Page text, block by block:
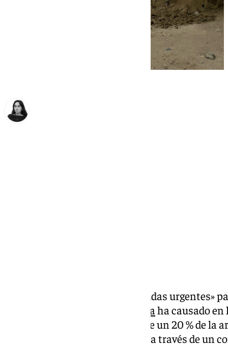
Marbella está estudiando «medidas urgentes»
temporal de esta última semana ha causado
se ha perdido aproximadamente un 20 % de la
concejal del ramo, Diego López, a través de un